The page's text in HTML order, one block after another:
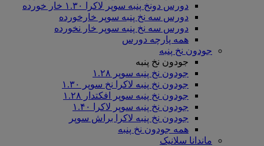
دورس دونخ پنبه سوپر لاکرا ۱.۳۰ خار خورده
دورس سه نخ پنبه سوپر خارخورده
دورس سه نخ پنبه سوپر خار نخورده
همه پارچه دورس
جودون نخ پنبه
جودون نخ پنبه
جودون نخ پنبه سوپر ۱.۲۸
جودون نخ پنبه لاکرا نخ سوپر ۱.۳۰
جودون نخ پنبه سوپر افکتدار ۱.۲۸
جودون نخ پنبه سوپر لاکرا ۱.۴۰
جودون نخ پنبه لاکرا براش سوپر
همه جودون نخ پنبه
ماندانا سلانیک